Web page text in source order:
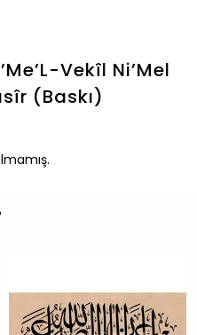
Vekîl Ni’Mel
(Baskı)